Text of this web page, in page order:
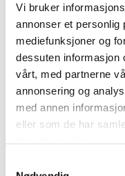
Vi bruker
annonser et personlig
mediefunksjoner og
dessuten informasjon
vårt, med partnerne
annonsering og
med annen
eller som de har
Technical
Width